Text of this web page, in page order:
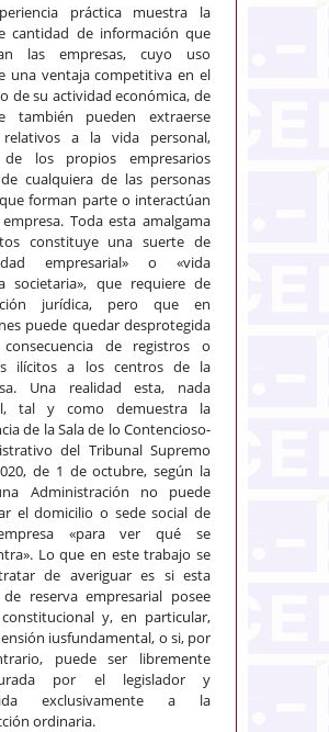
práctica muestra la
cantidad de información que
las empresas, cuyo uso
una ventaja competitiva en el
de su actividad económica, de
también pueden extraerse
a la vida personal,
los propios empresarios
cualquiera de las personas
forman parte o interactúan
Toda esta amalgama
constituye una suerte de
empresarial» o «vida
societaria», que requiere de
jurídica, pero que en
puede quedar desprotegida
de registros o
ilícitos a los centros de la
Una realidad esta, nada
tal y como demuestra la
de la Sala de lo Contencioso-
del Tribunal Supremo
de 1 de octubre, según la
Administración no puede
el domicilio o sede social de
«para ver qué se
Lo que en este trabajo se
de averiguar es si esta
reserva empresarial posee
y, en particular,
iusfundamental, o si, por
puede ser libremente
por el legislador y
exclusivamente a la
ordinaria.